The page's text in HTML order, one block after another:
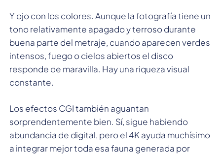
Y ojo con los colores. Aunque la fotografía tiene un
tono relativamente apagado y terroso durante
buena parte del metraje, cuando aparecen verdes
intensos, fuego o cielos abiertos el disco
responde de maravilla. Hay una riqueza visual
constante.
Los efectos CGI también aguantan
sorprendentemente bien. Sí, sigue habiendo
abundancia de digital, pero el 4K ayuda muchísimo
a integrar mejor toda esa fauna generada por